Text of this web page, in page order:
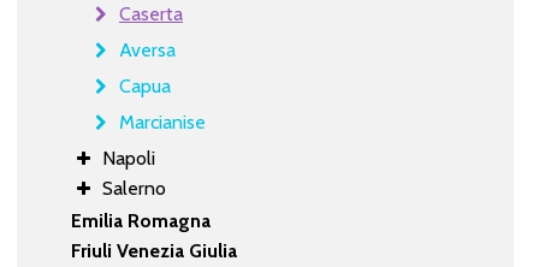
Caserta
Aversa
Capua
Marcianise
Napoli
Salerno
Emilia Romagna
Friuli Venezia Giulia